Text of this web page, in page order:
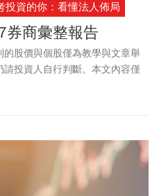
資的你：看懂法人佈局
券商彙整報告
股價與個股僅為教學與文章舉
投資人自行判斷。本文內容僅
何翻印、轉載，或以任何型態